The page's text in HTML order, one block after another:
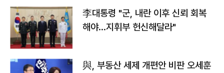
李대통령 "군, 내란 이후 신뢰 회복
해야…지휘부 헌신해달라"
與, 부동산 세제 개편안 비판 오세훈